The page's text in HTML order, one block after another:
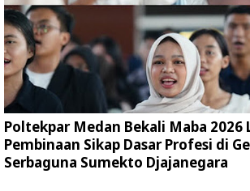
Poltekpar Medan Bekali Maba 2026
Pembinaan Sikap Dasar Profesi di
Serbaguna Sumekto Djajanegara